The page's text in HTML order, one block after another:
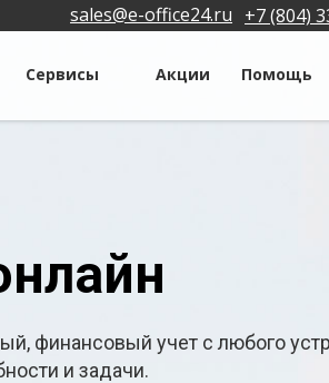
sales@e-office24.ru +7 (804)
Сервисы Акции Помощь
финансовый учет с любого
и задачи.